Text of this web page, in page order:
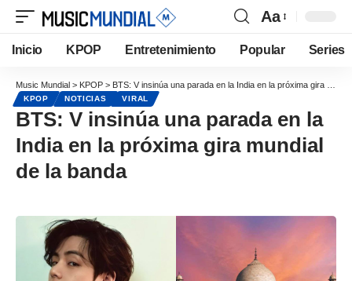
Aa
Inicio KPOP Entretenimiento Popular Series
Music Mundial > KPOP > BTS: V insinúa una parada en la India en la próxima gira mundial de la banda
KPOP NOTICIAS VIRAL
BTS: V insinúa una parada en la
India en la próxima gira mundial
de la banda